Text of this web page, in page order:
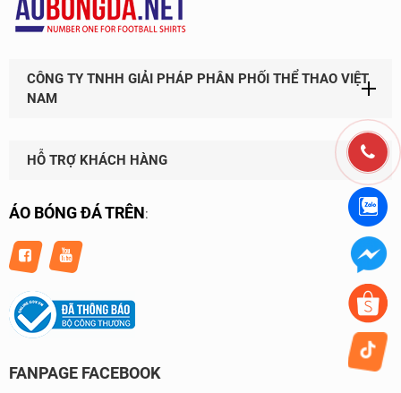
CÔNG TY TNHH GIẢI PHÁP PHÂN PHỐI THỂ THAO VIỆT
NAM
HỖ TRỢ KHÁCH HÀNG
ÁO BÓNG ĐÁ TRÊN:
FANPAGE FACEBOOK